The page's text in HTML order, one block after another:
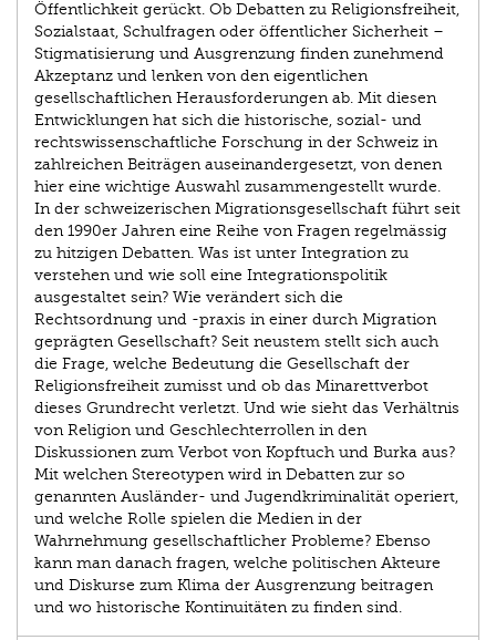
Öffentlichkeit gerückt. Ob Debatten zu Religionsfreiheit,
Sozialstaat, Schulfragen oder öffentlicher Sicherheit –
Stigmatisierung und Ausgrenzung finden zunehmend
Akzeptanz und lenken von den eigentlichen
gesellschaftlichen Herausforderungen ab. Mit diesen
Entwicklungen hat sich die historische, sozial- und
rechtswissenschaftliche Forschung in der Schweiz in
zahlreichen Beiträgen auseinandergesetzt, von denen
hier eine wichtige Auswahl zusammengestellt wurde.
In der schweizerischen Migrationsgesellschaft führt seit
den 1990er Jahren eine Reihe von Fragen regelmässig
zu hitzigen Debatten. Was ist unter Integration zu
verstehen und wie soll eine Integrationspolitik
ausgestaltet sein? Wie verändert sich die
Rechtsordnung und -praxis in einer durch Migration
geprägten Gesellschaft? Seit neustem stellt sich auch
die Frage, welche Bedeutung die Gesellschaft der
Religionsfreiheit zumisst und ob das Minarettverbot
dieses Grundrecht verletzt. Und wie sieht das Verhältnis
von Religion und Geschlechterrollen in den
Diskussionen zum Verbot von Kopftuch und Burka aus?
Mit welchen Stereotypen wird in Debatten zur so
genannten Ausländer- und Jugendkriminalität operiert,
und welche Rolle spielen die Medien in der
Wahrnehmung gesellschaftlicher Probleme? Ebenso
kann man danach fragen, welche politischen Akteure
und Diskurse zum Klima der Ausgrenzung beitragen
und wo historische Kontinuitäten zu finden sind.